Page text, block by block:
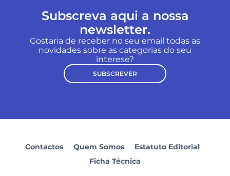
Subscreva aqui a nossa
newsletter.
Gostaria de receber no seu email todas as
novidades sobre as categorias do seu
interese?
SUBSCREVER
Contactos Quem Somos
Estatuto Editorial
Ficha Técnica